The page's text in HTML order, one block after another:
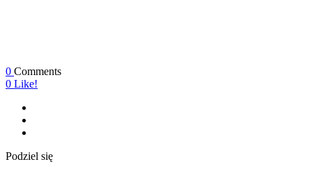
0 Comments
0 Like!
Podziel się